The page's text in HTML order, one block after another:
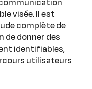
visée. Il est
complète de
de donner des
identifiables,
utilisateurs